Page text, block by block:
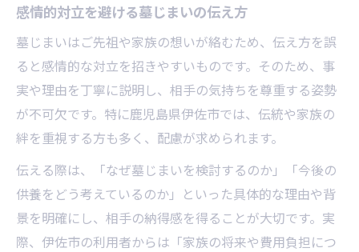
感情的対立を避ける墓じまいの伝え方
墓じまいはご先祖や家族の想いが絡むため、伝え方を誤
ると感情的な対立を招きやすいものです。そのため、事
実や理由を丁寧に説明し、相手の気持ちを尊重する姿勢
が不可欠です。特に鹿児島県伊佐市では、伝統や家族の
絆を重視する方も多く、配慮が求められます。
伝える際は、「なぜ墓じまいを検討するのか」「今後の
供養をどう考えているのか」といった具体的な理由や背
景を明確にし、相手の納得感を得ることが大切です。実
際、伊佐市の利用者からは「家族の将来や費用負担につ